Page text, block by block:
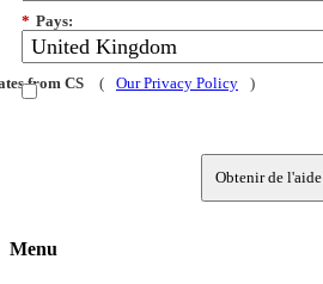
* Pays:
from CS ( Our Privacy Policy )
Obtenir de l'aide
Menu